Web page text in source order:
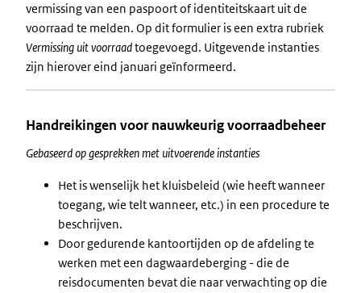
vermissing van een paspoort of identiteitskaart uit de
voorraad te melden. Op dit formulier is een extra rubriek
Vermissing uit voorraadtoegevoegd. Uitgevende instanties
zijn hierover eind januari geïnformeerd.
Handreikingen voor nauwkeurig voorraadbeheer
Gebaseerd op gesprekken met uitvoerende instanties
Het is wenselijk het kluisbeleid (wie heeft wanneer
toegang, wie telt wanneer, etc.) in een procedure te
beschrijven.
Door gedurende kantoortijden op de afdeling te
werken met een dagwaardeberging - die de
reisdocumenten bevat die naar verwachting op die